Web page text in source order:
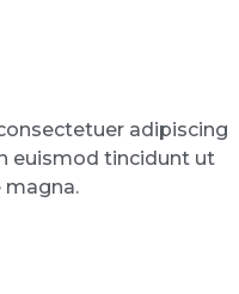
adipiscing
euismod tincidunt ut
magna.